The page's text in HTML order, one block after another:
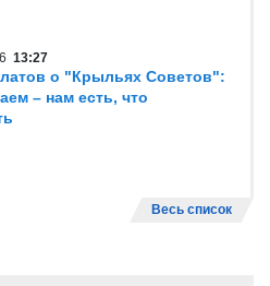
13:27
о "Крыльях Советов":
– нам есть, что
Весь список